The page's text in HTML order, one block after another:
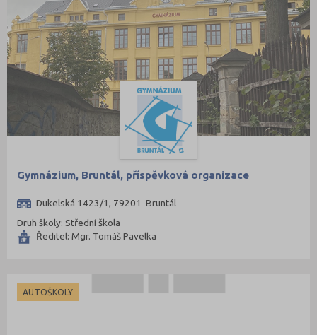
Praha hlavní město (1004)
Praha-východ (108)
Praha-západ (81)
Prachatice (44)
Přerov (115)
Rychnov nad Kněžnou (81)
Semily (68)
Svitavy (105)
Gymnázium, Bruntál, příspěvková organizace
Dukelská 1423/1, 79201 Bruntál
Druh školy: Střední škola
Ředitel: Mgr. Tomáš Pavelka
AUTOŠKOLY